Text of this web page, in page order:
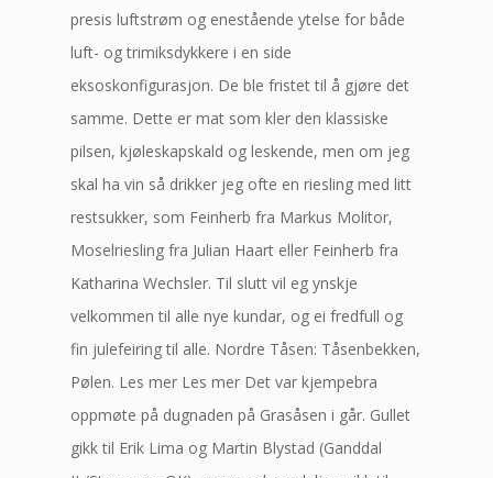
presis luftstrøm og enestående ytelse for både
luft- og trimiksdykkere i en side
eksoskonfigurasjon. De ble fristet til å gjøre det
samme. Dette er mat som kler den klassiske
pilsen, kjøleskapskald og leskende, men om jeg
skal ha vin så drikker jeg ofte en riesling med litt
restsukker, som Feinherb fra Markus Molitor,
Moselriesling fra Julian Haart eller Feinherb fra
Katharina Wechsler. Til slutt vil eg ynskje
velkommen til alle nye kundar, og ei fredfull og
fin julefeiring til alle. Nordre Tåsen: Tåsenbekken,
Pølen. Les mer Les mer Det var kjempebra
oppmøte på dugnaden på Grasåsen i går. Gullet
gikk til Erik Lima og Martin Blystad (Ganddal